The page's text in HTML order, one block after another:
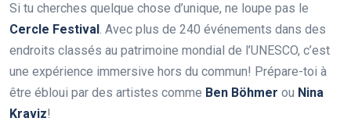
Si tu cherches quelque chose d’unique, ne loupe pas le
Cercle Festival . Avec plus de 240 événements dans des
endroits classés au patrimoine mondial de l’UNESCO, c’est
une expérience immersive hors du commun! Prépare-toi à
être ébloui par des artistes comme Ben Böhmer ou Nina
Kraviz!